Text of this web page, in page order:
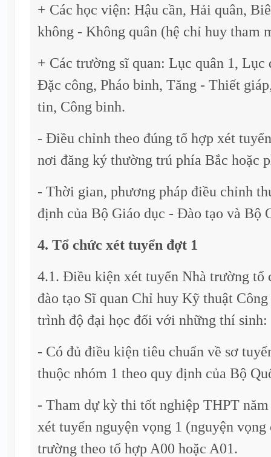
+ Các học viện: Hậu cần, Hải quân,
không - Không quân (hệ chỉ huy tham
+ Các trường sĩ quan: Lục quân 1, Lục
Đặc công, Pháo binh, Tăng - Thiết
tin, Công binh.
- Điều chỉnh theo đúng tổ hợp xét
nơi đăng ký thường trú phía Bắc hoặc
- Thời gian, phương pháp điều chỉnh
định của Bộ Giáo dục - Đào tạo và Bộ
4. Tổ chức xét tuyển đợt 1
4.1. Điều kiện xét tuyển Nhà trường tổ
đào tạo Sĩ quan Chỉ huy Kỹ thuật
trình độ đại học đối với những thí sinh:
- Có đủ điều kiện tiêu chuẩn về sơ
thuộc nhóm 1 theo quy định của Bộ
- Tham dự kỳ thi tốt nghiệp THPT
xét tuyển nguyện vọng 1 (nguyện vọng
trường theo tổ hợp A00 hoặc A01.